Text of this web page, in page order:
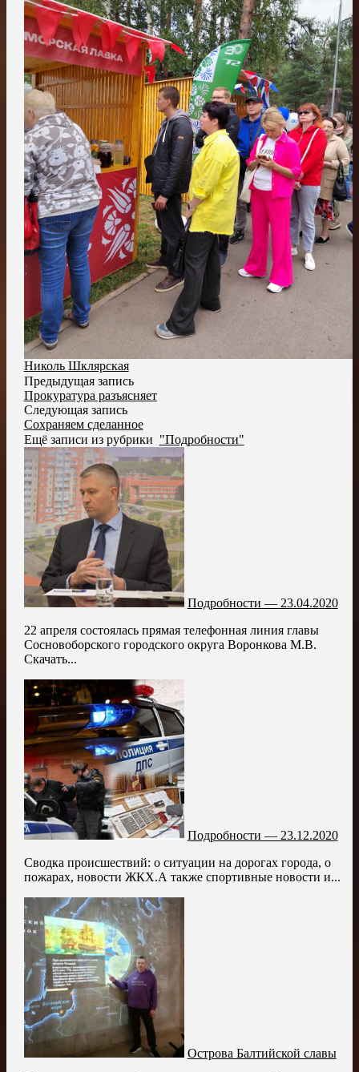
Николь Шклярская
Предыдущая запись
Прокуратура разъясняет
Следующая запись
Сохраняем сделанное
Ещё записи из рубрики "Подробности"
Подробности — 23.04.2020
22 апреля состоялась прямая телефонная линия главы
Сосновоборского городского округа Воронкова М.В.
Скачать...
Подробности — 23.12.2020
Сводка происшествий: о ситуации на дорогах города, о
пожарах, новости ЖКХ.А также спортивные новости и...
Острова Балтийской славы